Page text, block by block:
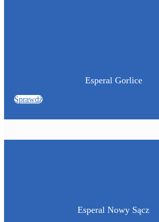
Esperal Gorlice
Sprawdź
Esperal Nowy Sącz